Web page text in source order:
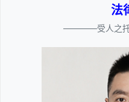
法
————受人之